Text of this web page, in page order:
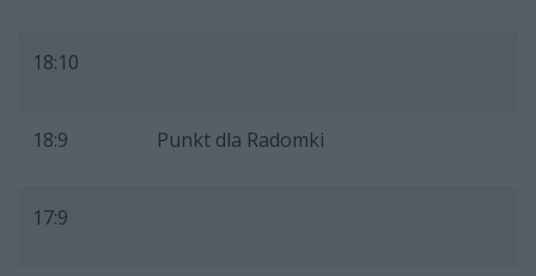
18:10
18:9 Punkt dla Radomki
17:9